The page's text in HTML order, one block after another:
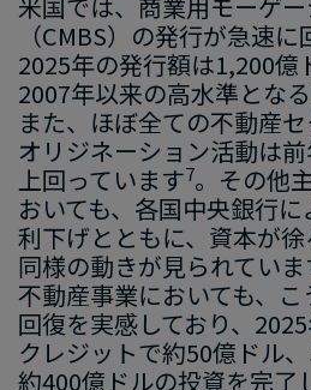
（CMBS）の​発行が​急速に​
2025年の​発行額は​1,200億
2007年以来の​高水準と​なる​
また、​ほぼ全ての​不動産セ
オリジネーション活動は​
上回っています7。​その​他
おいても、​各国中央銀行
利下げとともに、​資本が​徐
同様の​動きが​見られてい
不動産事業に​おいても、​
回復を​実感しており、​2025
クレジットで​約50億ドル
約400億ドルの​投資を​完了